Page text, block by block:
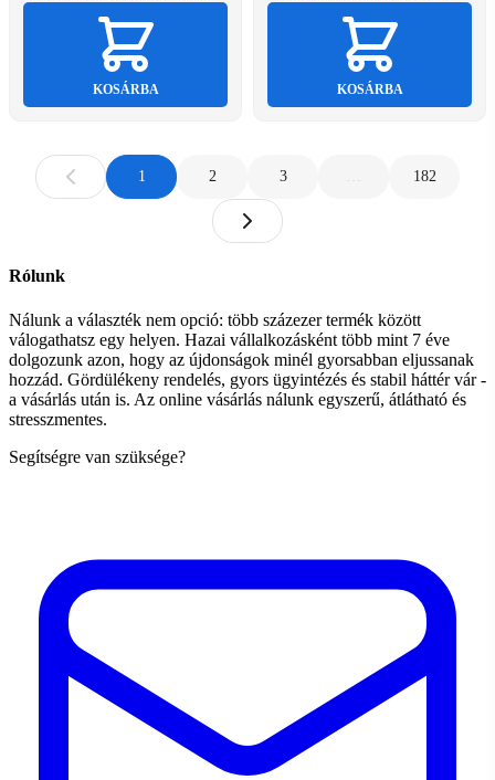
KOSÁRBA KOSÁRBA
1 2 3 … 182
Rólunk
Nálunk a választék nem opció: több százezer termék között
válogathatsz egy helyen. Hazai vállalkozásként több mint 7 éve
dolgozunk azon, hogy az újdonságok minél gyorsabban eljussanak
hozzád. Gördülékeny rendelés, gyors ügyintézés és stabil háttér vár -
a vásárlás után is. Az online vásárlás nálunk egyszerű, átlátható és
stresszmentes.
Segítségre van szüksége?